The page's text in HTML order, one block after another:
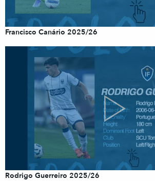
Francisco Canário 2025/26
Rodrigo Guerreiro 2025/26